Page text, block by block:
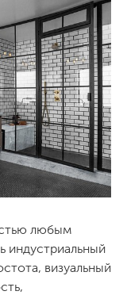
любым
индустриальный
визуальный